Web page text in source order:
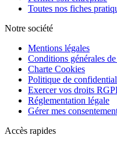
Toutes nos fiches
Notre société
Mentions légales
Conditions générales
Charte Cookies
Politique de
Exercer vos droits
Réglementation légale
Gérer mes
Accès rapides